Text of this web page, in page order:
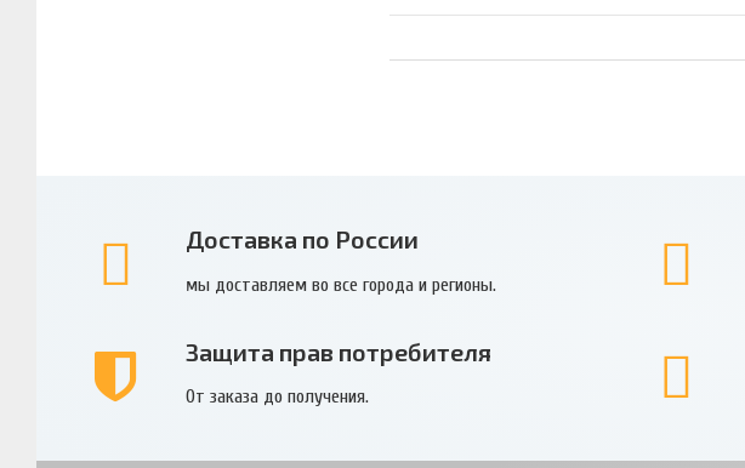
Доставка по России
мы доставляем во все города и регионы.
Защита прав потребителя
От заказа до получения.